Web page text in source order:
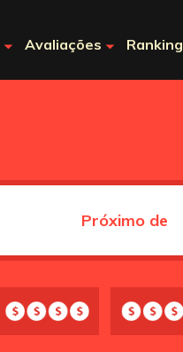
Avaliações Ranking
Próximo de